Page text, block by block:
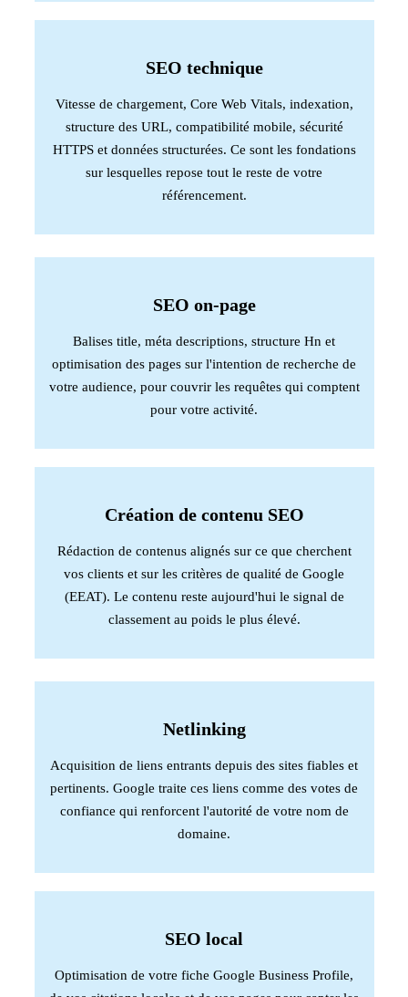
SEO technique
Vitesse de chargement, Core Web Vitals, indexation,
structure des URL, compatibilité mobile, sécurité
HTTPS et données structurées. Ce sont les fondations
sur lesquelles repose tout le reste de votre
référencement.
SEO on-page
Balises title, méta descriptions, structure Hn et
optimisation des pages sur l'intention de recherche de
votre audience, pour couvrir les requêtes qui comptent
pour votre activité.
Création de contenu SEO
Rédaction de contenus alignés sur ce que cherchent
vos clients et sur les critères de qualité de Google
(EEAT). Le contenu reste aujourd'hui le signal de
classement au poids le plus élevé.
Netlinking
Acquisition de liens entrants depuis des sites fiables et
pertinents. Google traite ces liens comme des votes de
confiance qui renforcent l'autorité de votre nom de
domaine.
SEO local
Optimisation de votre fiche Google Business Profile,